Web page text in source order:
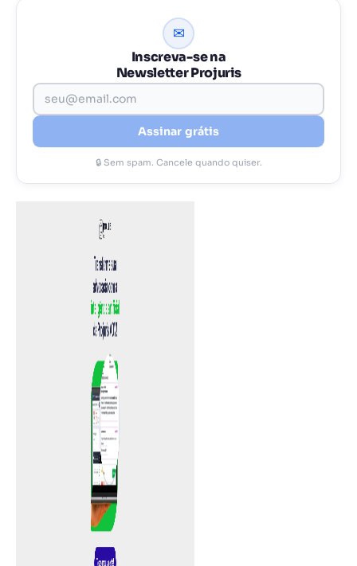
✉
Inscreva-se na
Newsletter Projuris
Assinar grátis
🔒 Sem spam. Cancele quando quiser.